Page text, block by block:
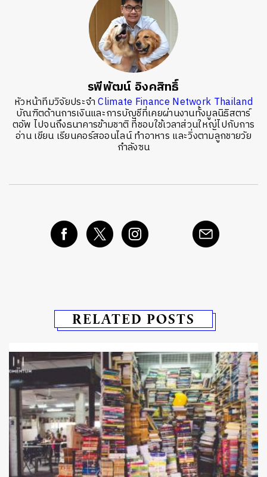
รพีพัฒน์ อิงคสิทธิ์
หัวหน้าทีมวิจัยประจำClimate Finance Network Thailand
บัณฑิตด้านการเงินและการบัญชีที่เคยผ่านงานทั้งมูลนิธิสตาร์
ตอัพ ไปจนถึงธนาคารข้ามชาติ ที่ชอบใช้เวลาส่วนใหญ่ไปกับการ
อ่าน เขียน เรียนคอร์สออนไลน์ ทำอาหาร และวิ่งตามลูกชายวัย
กำลังซน
RELATED POSTS